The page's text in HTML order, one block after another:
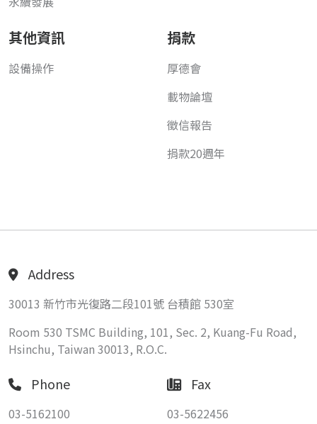
其他資訊
設備操作
捐款
厚德會
載物論壇
徵信報告
捐款20週年
Address
30013 新竹市光復路二段101號 台積館 530室
Room 530 TSMC Building, 101, Sec. 2, Kuang-Fu Road,
Hsinchu, Taiwan 30013, R.O.C.
Phone
03-5162100
Fax
03-5622456